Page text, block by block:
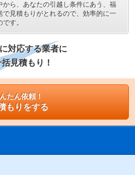
ら、あなたの引越し条件にあう、福
見積もりがとれるので、効率的に一
す。
対応する業者に
見積もり！
たん依頼！
もりをする